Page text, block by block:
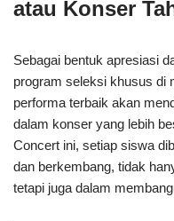
atau Konser
Sebagai bentuk apresiasi
program seleksi khusus di
performa terbaik akan
dalam konser yang lebih
Concert ini, setiap siswa
dan berkembang, tidak
tetapi juga dalam